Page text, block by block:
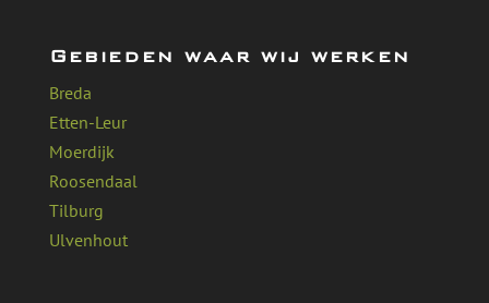
Gebieden waar wij werken
Breda
Etten-Leur
Moerdijk
Roosendaal
Tilburg
Ulvenhout